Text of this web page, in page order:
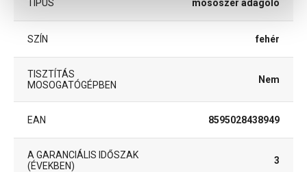
TÍPUS mosószer adagoló
SZÍN fehér
TISZTÍTÁS
MOSOGATÓGÉPBEN
Nem
EAN 8595028438949
A GARANCIÁLIS IDŐSZAK
(ÉVEKBEN)
3